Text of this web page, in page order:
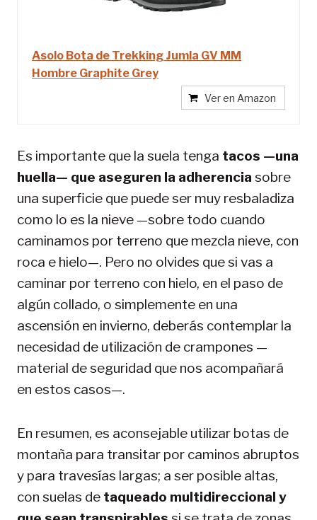
Asolo Bota de Trekking Jumla GV MM
Hombre Graphite Grey
Ver en Amazon
Es importante que la suela tenga tacos —una
huella— que aseguren la adherencia sobre
una superficie que puede ser muy resbaladiza
como lo es la nieve —sobre todo cuando
caminamos por terreno que mezcla nieve, con
roca e hielo—. Pero no olvides que si vas a
caminar por terreno con hielo, en el paso de
algún collado, o simplemente en una
ascensión en invierno, deberás contemplar la
necesidad de utilización de crampones —
material de seguridad que nos acompañará
en estos casos—.
En resumen, es aconsejable utilizar botas de
montaña para transitar por caminos abruptos
y para travesías largas; a ser posible altas,
con suelas de taqueado multidireccional y